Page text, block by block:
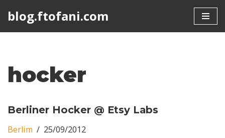
blog.ftofani.com
hocker
Berliner Hocker @ Etsy Labs
Berlim 25/09/2012